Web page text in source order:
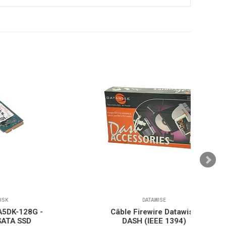
-
Câble Firewire Datawise
DASH (IEEE 1394)